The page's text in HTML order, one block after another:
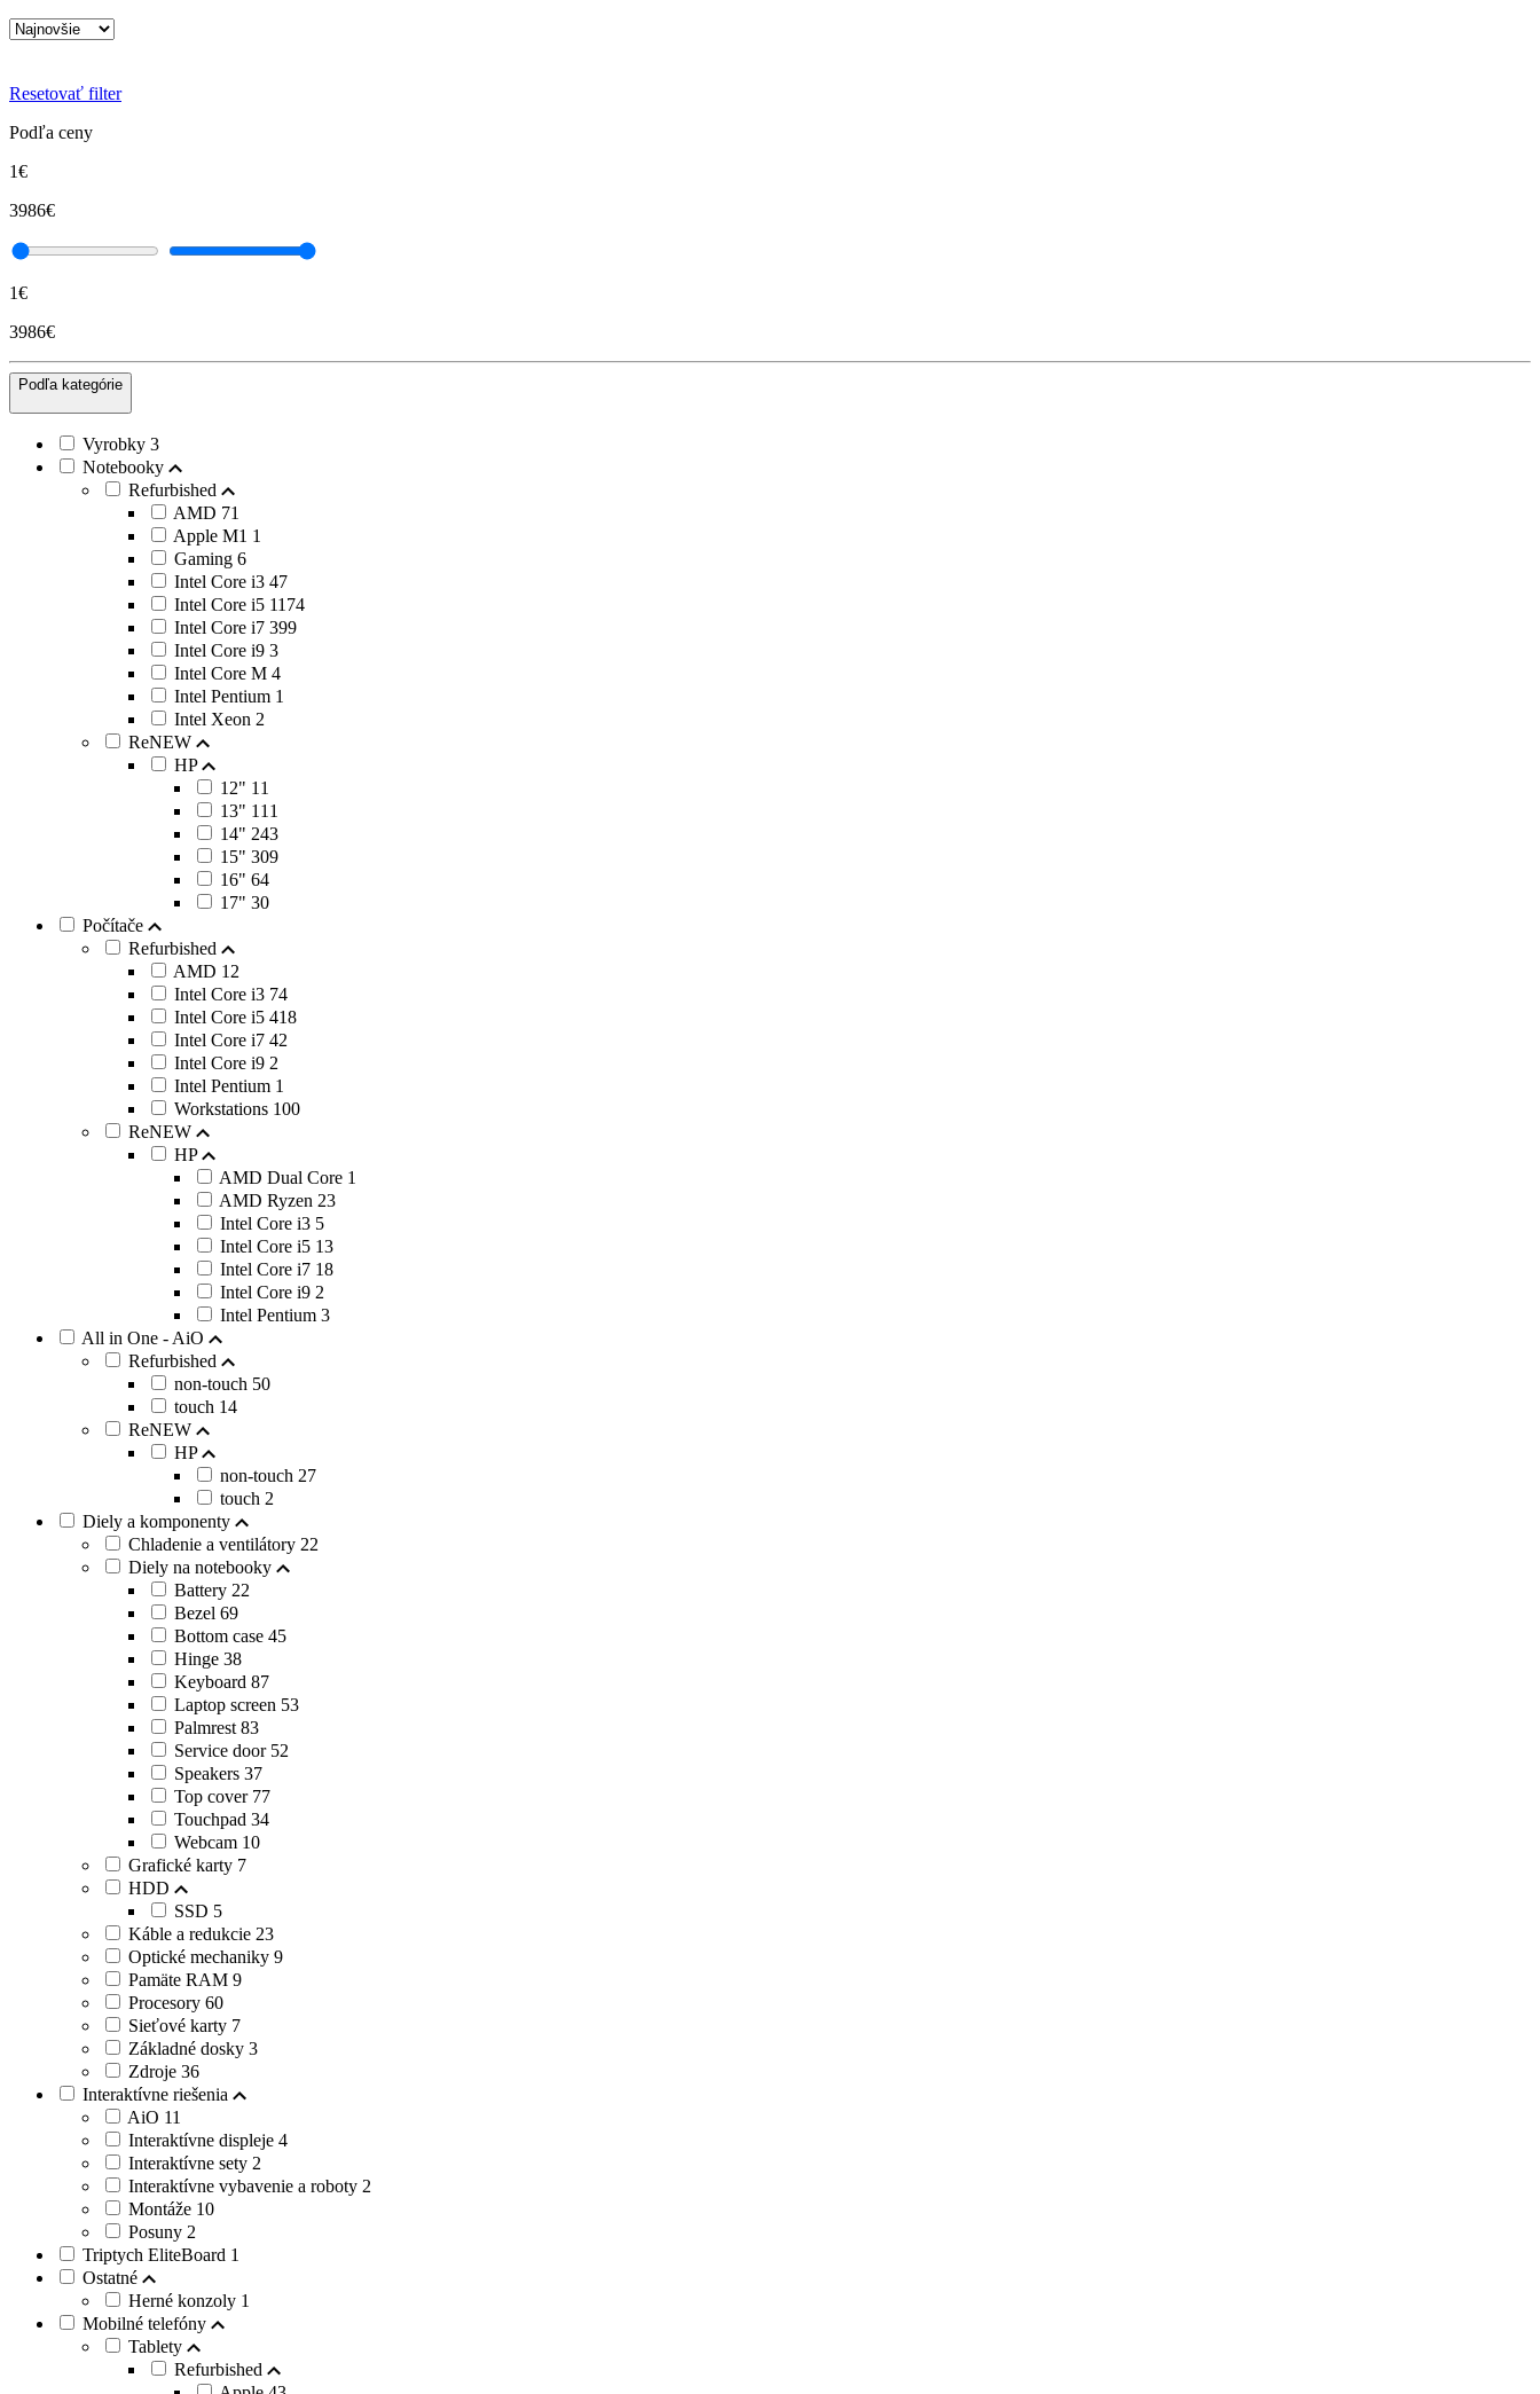
Resetovať filter
Podľa ceny
1€
3986€
1€
3986€
Podľa kategórie
Vyrobky 3
Notebooky
Refurbished
AMD 71
Apple M1 1
Gaming 6
Intel Core i3 47
Intel Core i5 1174
Intel Core i7 399
Intel Core i9 3
Intel Core M 4
Intel Pentium 1
Intel Xeon 2
ReNEW
HP
12" 11
13" 111
14" 243
15" 309
16" 64
17" 30
Počítače
Refurbished
AMD 12
Intel Core i3 74
Intel Core i5 418
Intel Core i7 42
Intel Core i9 2
Intel Pentium 1
Workstations 100
ReNEW
HP
AMD Dual Core 1
AMD Ryzen 23
Intel Core i3 5
Intel Core i5 13
Intel Core i7 18
Intel Core i9 2
Intel Pentium 3
All in One - AiO
Refurbished
non-touch 50
touch 14
ReNEW
HP
non-touch 27
touch 2
Diely a komponenty
Chladenie a ventilátory 22
Diely na notebooky
Battery 22
Bezel 69
Bottom case 45
Hinge 38
Keyboard 87
Laptop screen 53
Palmrest 83
Service door 52
Speakers 37
Top cover 77
Touchpad 34
Webcam 10
Grafické karty 7
HDD
SSD 5
Káble a redukcie 23
Optické mechaniky 9
Pamäte RAM 9
Procesory 60
Sieťové karty 7
Základné dosky 3
Zdroje 36
Interaktívne riešenia
AiO 11
Interaktívne displeje 4
Interaktívne sety 2
Interaktívne vybavenie a roboty 2
Montáže 10
Posuny 2
Triptych EliteBoard 1
Ostatné
Herné konzoly 1
Mobilné telefóny
Tablety
Refurbished